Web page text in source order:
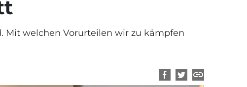
Mit welchen Vorurteilen wir zu kämpfen